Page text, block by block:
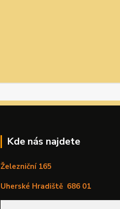
Kde nás najdete
Železniční 165
Uherské Hradiště 686 01